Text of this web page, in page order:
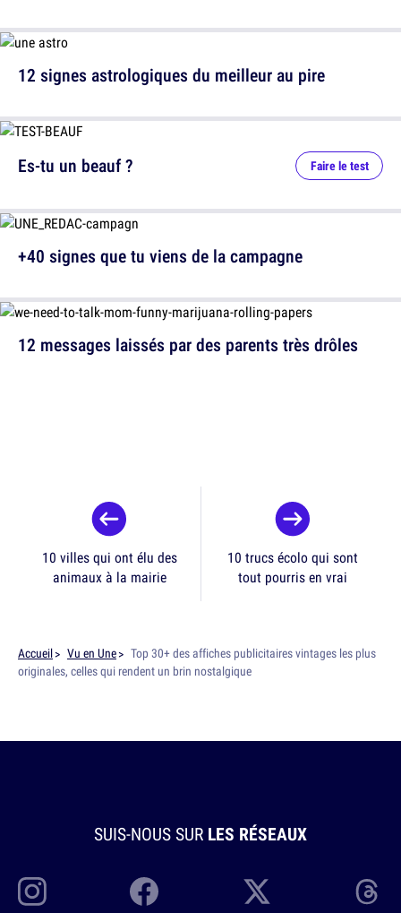
12 signes astrologiques du meilleur au pire
12 messages laissés par des parents très drôles
Es-tu un beauf ? Faire le test
+40 signes que tu viens de la campagne
10 villes qui ont élu des
animaux à la mairie
10 trucs écolo qui sont
tout pourris en vrai
Accueil Vu en Une
Top 30+ des affiches publicitaires vintages les plus
originales, celles qui rendent un brin nostalgique
SUIS-NOUS SUR LES RÉSEAUX